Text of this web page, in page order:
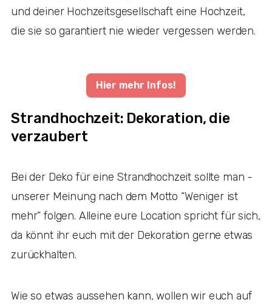
und deiner Hochzeitsgesellschaft eine Hochzeit,
die sie so garantiert nie wieder vergessen werden.
Hier mehr Infos!
Strandhochzeit: Dekoration, die
verzaubert
Bei der Deko für eine Strandhochzeit sollte man -
unserer Meinung nach dem Motto “Weniger ist
mehr” folgen. Alleine eure Location spricht für sich,
da könnt ihr euch mit der Dekoration gerne etwas
zurückhalten.
Wie so etwas aussehen kann, wollen wir euch auf